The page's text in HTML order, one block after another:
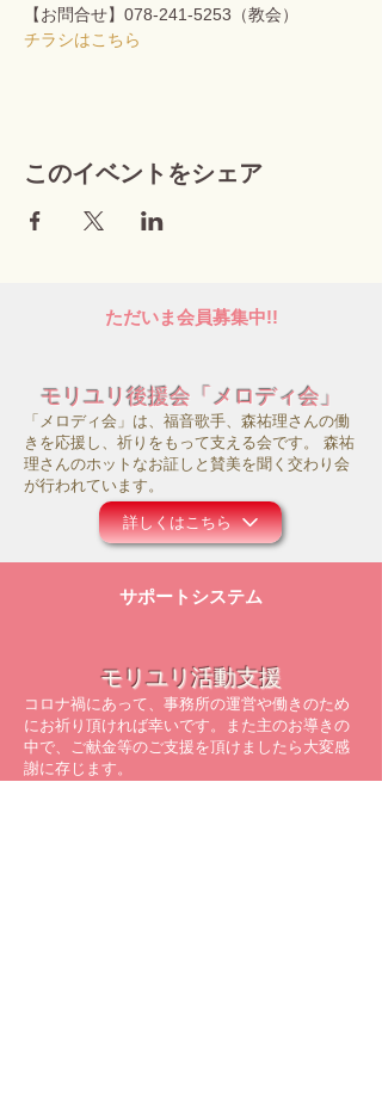
【お問合せ】078-241-5253（教会）
チラシはこちら
このイベントをシェア
ただいま会員募集中!!
モリユリ後援会「メロディ会」
「メロディ会」は、福音歌手、森祐理さんの働
きを応援し、祈りをもって支える会です。 森祐
理さんのホットなお証しと賛美を聞く交わり会
が行われています。
詳しくはこちら
サポートシステム
モリユリ活動支援
コロナ禍にあって、事務所の運営や働きのため
にお祈り頂ければ幸いです。また主のお導きの
中で、ご献金等のご支援を頂けましたら大変感
謝に存じます。